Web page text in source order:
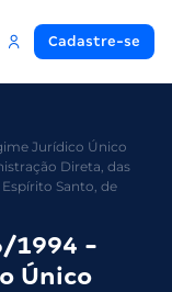
Cadastre-se
Jurídico Único
Direta, das
Santo, de
1994 -
Único